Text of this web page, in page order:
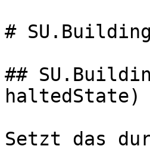
#
##
haltedState)
Setzt das